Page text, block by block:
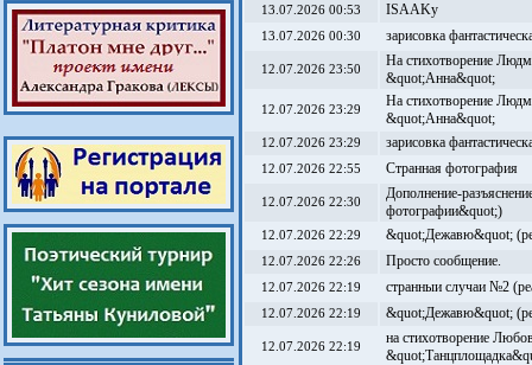
13.07.2026 00:53 ISAAKу
13.07.2026 00:30 зарисовка
12.07.2026 23:50
На стихотворение
&quot;Анна&quot;
12.07.2026 23:29
На стихотворение
&quot;Анна&quot;
12.07.2026 23:29 зарисовка
12.07.2026 22:55 Странная фотография
12.07.2026 22:30
Дополнение-
фотографии&quot;)
12.07.2026 22:29 &quot;Дежавю&quot;
12.07.2026 22:26 Просто сообщение.
12.07.2026 22:19 странныи случаи №2
12.07.2026 22:19 &quot;Дежавю&quot;
12.07.2026 22:19
на стихотворение